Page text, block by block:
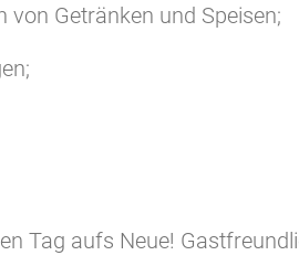
von Getränken und Speisen;
Tag aufs Neue!